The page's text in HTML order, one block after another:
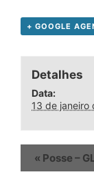
+ GOOGLE
Detalhes
Data:
13 de janeiro
« Posse –